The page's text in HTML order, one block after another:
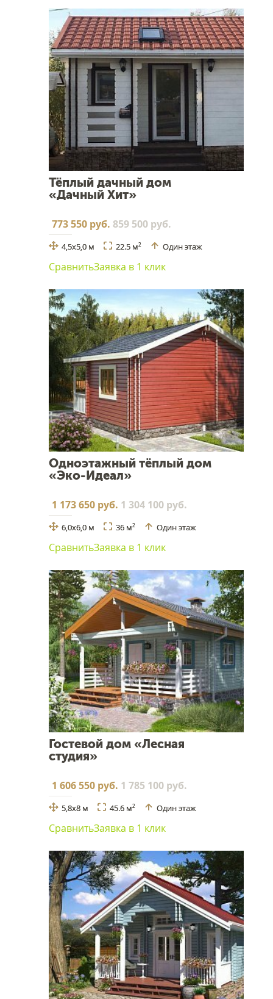
Тёплый дачный дом
«Дачный Хит»
773 550 руб. 859 500 руб.
4,5х5,0 м 22.5 м2 Один этаж
СравнитьЗаявка в 1 клик
Одноэтажный тёплый дом
«Эко-Идеал»
1 173 650 руб. 1 304 100 руб.
6,0х6,0 м 36 м2 Один этаж
СравнитьЗаявка в 1 клик
Гостевой дом «Лесная
студия»
1 606 550 руб. 1 785 100 руб.
5,8x8 м 45.6 м2 Один этаж
СравнитьЗаявка в 1 клик